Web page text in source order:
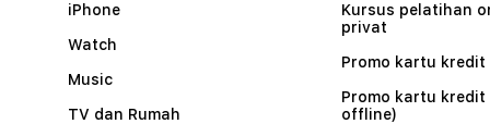
iPhone
Watch
Music
TV dan Rumah
Kursus pelatihan
privat
Promo kartu kredit
Promo kartu kredit
offline)